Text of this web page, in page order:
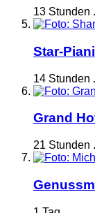
13 Stunden
Star-
14 Stunden
Grand
21 Stunden